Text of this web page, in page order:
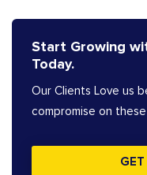
Start Growing
Today.
Our Clients Love us
compromise on these
GET